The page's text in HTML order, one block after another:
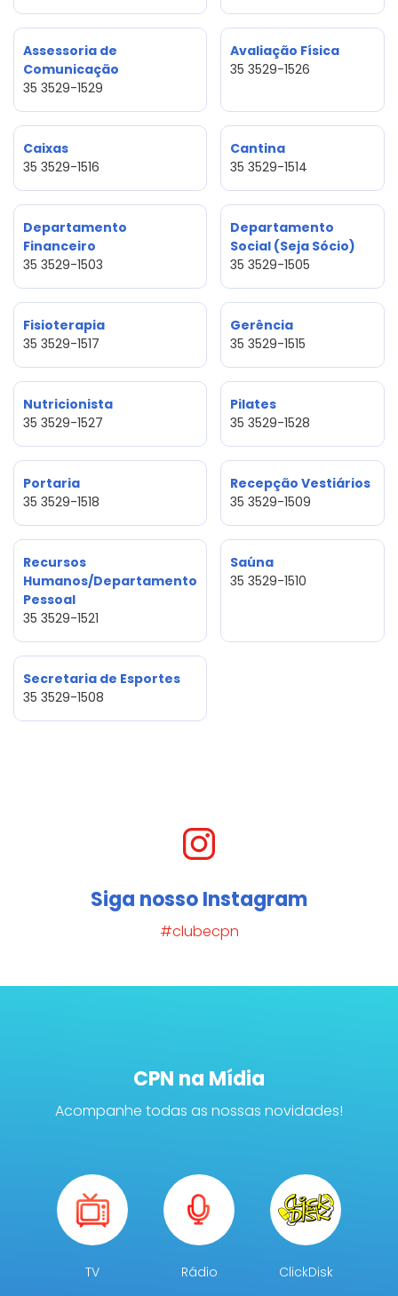
Assessoria de
Comunicação
35 3529-1529
Avaliação Física
35 3529-1526
Caixas
35 3529-1516
Cantina
35 3529-1514
Departamento
Financeiro
35 3529-1503
Departamento
Social (Seja Sócio)
35 3529-1505
Fisioterapia
35 3529-1517
Gerência
35 3529-1515
Nutricionista
35 3529-1527
Pilates
35 3529-1528
Portaria
35 3529-1518
Recepção Vestiários
35 3529-1509
Recursos
Humanos/Departamento
Pessoal
35 3529-1521
Saúna
35 3529-1510
Secretaria de Esportes
35 3529-1508
Siga nosso Instagram
#clubecpn
CPN na Mídia
Acompanhe todas as nossas novidades!
TV Rádio ClickDisk